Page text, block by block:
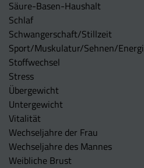
Säure-Basen-Haushalt
Schlaf
Schwangerschaft/Stillzeit
Sport/Muskulatur/Sehnen/
Stoffwechsel
Stress
Übergewicht
Untergewicht
Vitalität
Wechseljahre der Frau
Wechseljahre des Mannes
Weibliche Brust